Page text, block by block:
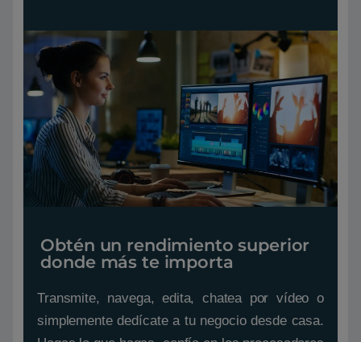
Obtén un rendimiento superior
donde más te importa
Transmite, navega, edita, chatea por vídeo o
simplemente dedícate a tu negocio desde casa.